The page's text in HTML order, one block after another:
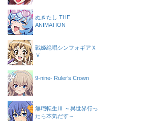
ぬきたし THE
ANIMATION
戦姫絶唱シンフォギアＸ
Ｖ
9-nine- Ruler’s Crown
無職転生Ⅲ ～異世界行っ
たら本気だす～